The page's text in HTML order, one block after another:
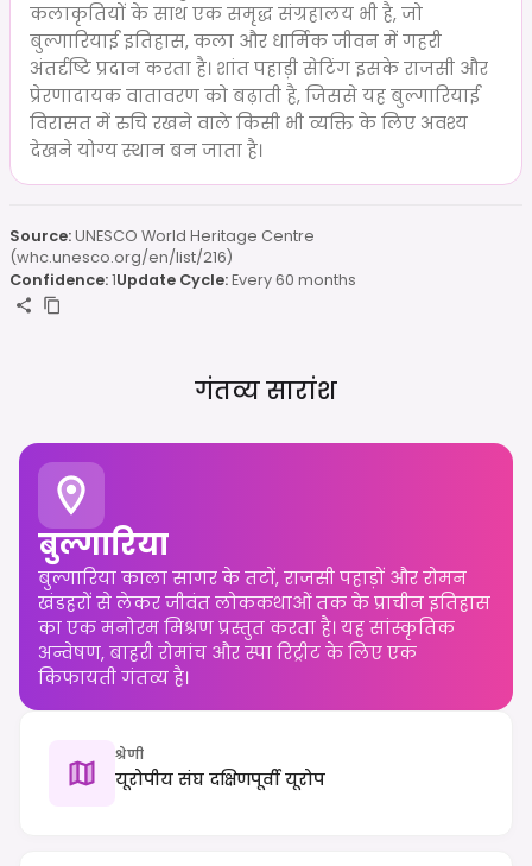
कलाकृतियों के साथ एक समृद्ध संग्रहालय भी है, जो
बुल्गारियाई इतिहास, कला और धार्मिक जीवन में गहरी
अंतर्दृष्टि प्रदान करता है। शांत पहाड़ी सेटिंग इसके राजसी और
प्रेरणादायक वातावरण को बढ़ाती है, जिससे यह बुल्गारियाई
विरासत में रुचि रखने वाले किसी भी व्यक्ति के लिए अवश्य
देखने योग्य स्थान बन जाता है।
Source:UNESCO World Heritage Centre
(whc.unesco.org/en/list/216)
Confidence:1Update Cycle:Every 60 months
गंतव्य सारांश
बुल्गारिया
बुल्गारिया काला सागर के तटों, राजसी पहाड़ों और रोमन
खंडहरों से लेकर जीवंत लोककथाओं तक के प्राचीन इतिहास
का एक मनोरम मिश्रण प्रस्तुत करता है। यह सांस्कृतिक
अन्वेषण, बाहरी रोमांच और स्पा रिट्रीट के लिए एक
किफायती गंतव्य है।
श्रेणी
यूरोपीय संघ दक्षिणपूर्वी यूरोप